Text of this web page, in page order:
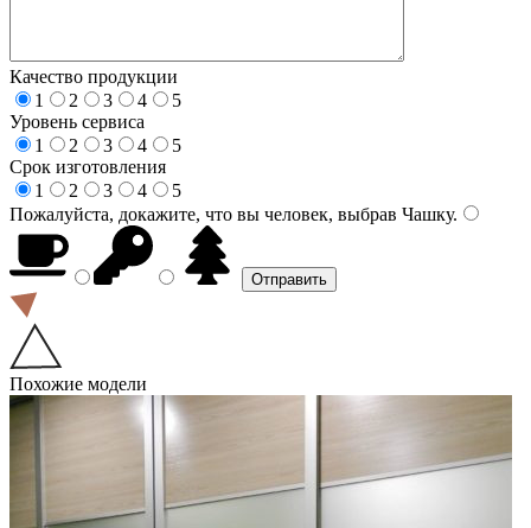
Качество продукции
1
2 3 4
5
Уровень сервиса
1
2 3 4
5
Срок изготовления
1
2 3 4
5
Пожалуйста, докажите, что вы человек, выбрав Чашку.
Похожие модели